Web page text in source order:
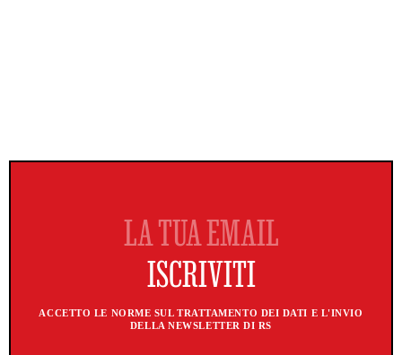
ACCETTO LE NORME SUL TRATTAMENTO DEI DATI E L'INVIO
DELLA NEWSLETTER DI RS